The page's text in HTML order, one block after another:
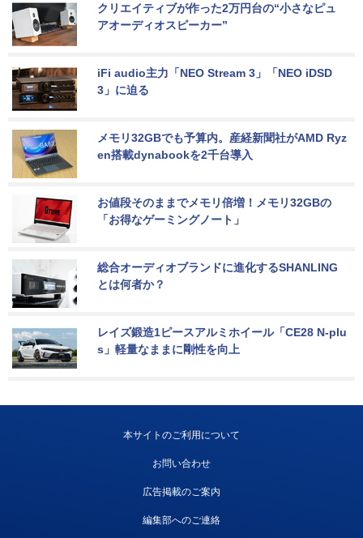
クリエイティブが作った2万円台の“小さなピュ
アオーディオスピーカー”
iFi audio主力「NEO Stream 3」「NEO iDSD
3」に迫る
メモリ32GBでも予算内。産経新聞社がAMD Ryz
en搭載dynabookを2千台導入
お値段そのままでメモリ倍増！メモリ32GBの
「お得なゲーミングノート」
総合オーディオブランドに進化するSHANLING
とは何者か？
レイズ鍛造1ピースアルミホイール「CE28 N-plu
s」軽量なままに剛性を向上
本サイトのご利用について
お問い合わせ
広告掲載のご案内
編集部へのご連絡